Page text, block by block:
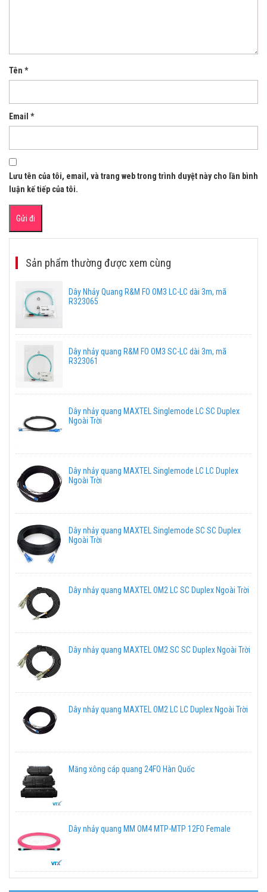
Tên *
Email *
Lưu tên của tôi, email, và trang web trong trình duyệt này cho lần bình
luận kế tiếp của tôi.
Sản phẩm thường được xem cùng
Dây Nhảy Quang R&M FO OM3 LC-LC dài 3m, mã
R323065
Dây nhảy quang R&M FO OM3 SC-LC dài 3m, mã
R323061
Dây nhảy quang MAXTEL Singlemode LC SC Duplex
Ngoài Trời
Dây nhảy quang MAXTEL Singlemode LC LC Duplex
Ngoài Trời
Dây nhảy quang MAXTEL Singlemode SC SC Duplex
Ngoài Trời
Dây nhảy quang MAXTEL OM2 LC SC Duplex Ngoài Trời
Dây nhảy quang MAXTEL OM2 SC SC Duplex Ngoài Trời
Dây nhảy quang MAXTEL OM2 LC LC Duplex Ngoài Trời
Măng xông cáp quang 24FO Hàn Quốc
Dây nhảy quang MM OM4 MTP-MTP 12FO Female